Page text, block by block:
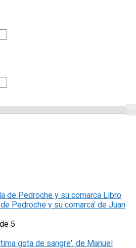
Libro
Pedroche y su comarca' de Juan
de 5